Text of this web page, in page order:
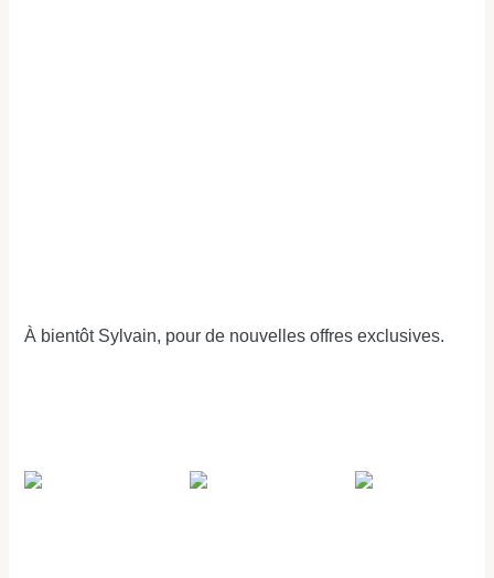
À bientôt Sylvain, pour de nouvelles offres exclusives.